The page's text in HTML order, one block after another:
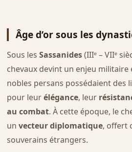
Âge d’or sous les
Sous les Sassanides(IIIᵉ – VIIᵉ
chevaux devint un enjeu militaire
nobles persans possédaient des
pour leurélégance, leur
au combat. À cette époque, le
un vecteur diplomatique, offert
souverains étrangers.